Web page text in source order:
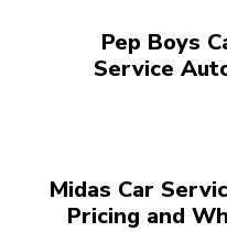
Pep Boys
Service
Midas Car
Pricing and